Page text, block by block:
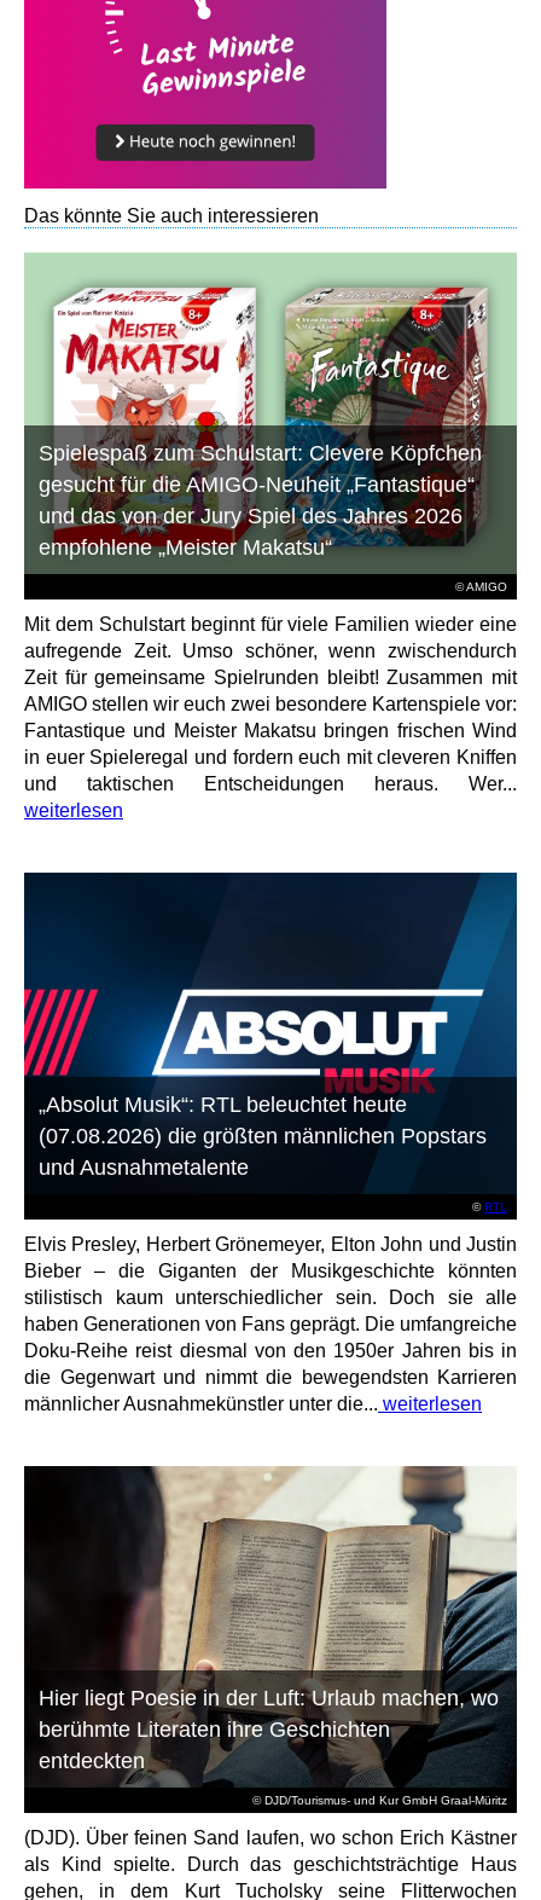
Das könnte Sie auch interessieren
© AMIGO
Spielespaß zum Schulstart: Clevere Köpfchen
gesucht für die AMIGO-Neuheit „Fantastique“
und das von der Jury Spiel des Jahres 2026
empfohlene „Meister Makatsu“
Mit dem Schulstart beginnt für viele Familien wieder eine
aufregende Zeit. Umso schöner, wenn zwischendurch
Zeit für gemeinsame Spielrunden bleibt! Zusammen mit
AMIGO stellen wir euch zwei besondere Kartenspiele vor:
Fantastique und Meister Makatsu bringen frischen Wind
in euer Spieleregal und fordern euch mit cleveren Kniffen
und taktischen Entscheidungen heraus. Wer...
weiterlesen
©RTL
„Absolut Musik“: RTL beleuchtet heute
(07.08.2026) die größten männlichen Popstars
und Ausnahmetalente
Elvis Presley, Herbert Grönemeyer, Elton John und Justin
Bieber – die Giganten der Musikgeschichte könnten
stilistisch kaum unterschiedlicher sein. Doch sie alle
haben Generationen von Fans geprägt. Die umfangreiche
Doku-Reihe reist diesmal von den 1950er Jahren bis in
die Gegenwart und nimmt die bewegendsten Karrieren
männlicher Ausnahmekünstler unter die... weiterlesen
© DJD/Tourismus- und Kur GmbH Graal-Müritz
Hier liegt Poesie in der Luft: Urlaub machen, wo
berühmte Literaten ihre Geschichten
entdeckten
(DJD). Über feinen Sand laufen, wo schon Erich Kästner
als Kind spielte. Durch das geschichtsträchtige Haus
gehen, in dem Kurt Tucholsky seine Flitterwochen